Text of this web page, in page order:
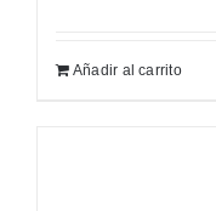
Añadir al carrito